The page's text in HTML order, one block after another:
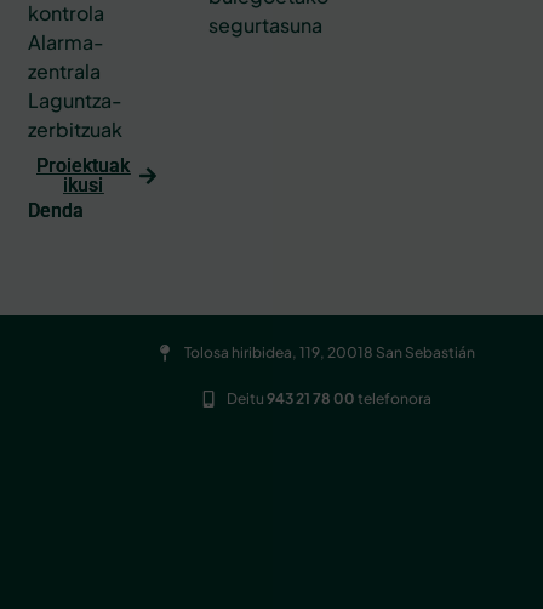
kontrola
Alarma-
zentrala
Laguntza-
zerbitzuak
Proiektuak
ikusi
Denda
segurtasuna
Tolosa hiribidea, 119, 20018 San Sebastián
Deitu943 21 78 00 telefonora